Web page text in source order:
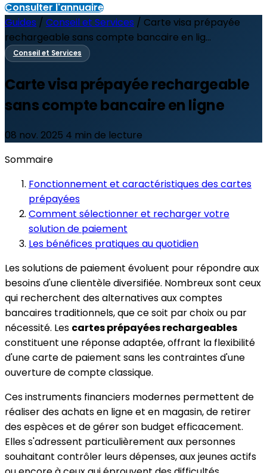
Consulter l'annuaire
Guides / Conseil et Services / Carte visa prépayée
rechargeable sans compte bancaire en lig...
Conseil et Services
Carte visa prépayée rechargeable
sans compte bancaire en ligne
08 nov. 2025 4 min de lecture
Sommaire
Fonctionnement et caractéristiques des cartes
prépayées
Comment sélectionner et recharger votre
solution de paiement
Les bénéfices pratiques au quotidien
Les solutions de paiement évoluent pour répondre aux
besoins d'une clientèle diversifiée. Nombreux sont ceux
qui recherchent des alternatives aux comptes
bancaires traditionnels, que ce soit par choix ou par
nécessité. Les cartes prépayées rechargeables
constituent une réponse adaptée, offrant la flexibilité
d'une carte de paiement sans les contraintes d'une
ouverture de compte classique.
Ces instruments financiers modernes permettent de
réaliser des achats en ligne et en magasin, de retirer
des espèces et de gérer son budget efficacement.
Elles s'adressent particulièrement aux personnes
souhaitant contrôler leurs dépenses, aux jeunes actifs